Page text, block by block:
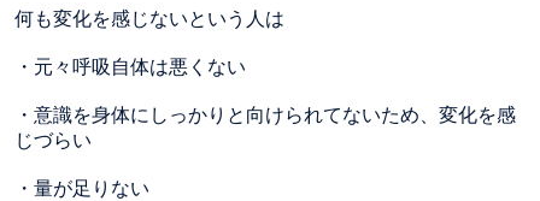
何も変化を感じないという人は
・元々呼吸自体は悪くない
・意識を身体にしっかりと向けられてないため、変化を感
じづらい
・量が足りない